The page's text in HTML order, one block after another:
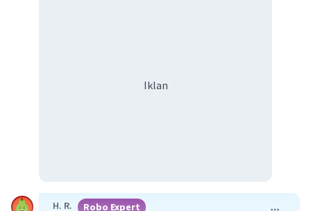
Iklan
H. R. Robo Expert